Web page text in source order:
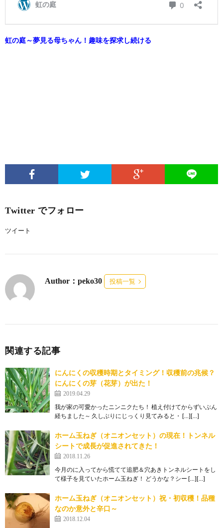
虹の庭～夢見る母ちゃん！趣味を探求し続ける
Twitter でフォロー
ツイート
Author：peko30 投稿一覧
関連する記事
にんにくの収穫時期とタイミング！収穫前の兆候？
にんにくの芽（花芽）が出た！
2019.04.29
我が家の可愛かったニンニクたち！ 植え付けてからずいぶん
経ちました～ 久しぶりにじっくり見てみると・ […][…]
ホーム玉ねぎ（オニオンセット）の現在！トンネル
シートで成長が促進されてきた！
2018.11.26
今月のに入ってから慌てて追肥＆穴あきトンネルシートをし
て様子を見ていたホーム玉ねぎ！ どうかな？シー […][…]
ホーム玉ねぎ（オニオンセット）祝・初収穫！品種
なのか意外と辛口～
2018.12.04